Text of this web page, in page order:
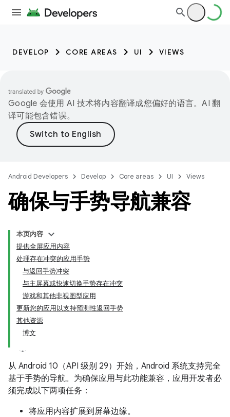
DEVELOP CORE AREAS UI VIEWS
Google 会使用 AI 技术将内容翻译成您偏好的语言。AI 翻
译可能包含错误。
Android Developers Develop Core areas UI Views
确保与手势导航兼容
本页内容
提供全屏应用内容
处理存在冲突的应用手势
与返回手势冲突
与主屏幕或快速切换手势存在冲突
游戏和其他非视图型应用
更新您的应用以支持预测性返回手势
其他资源
博文
从 Android 10（API 级别 29）开始，Android 系统支持完全
基于手势的导航。为确保应用与此功能兼容，应用开发者必
须完成以下两项任务：
将应用内容扩展到屏幕边缘。